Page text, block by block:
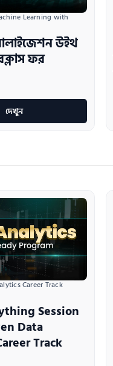
Learning with
উইথ
ফর
দেখুন
Career Track
Session
Data
Track